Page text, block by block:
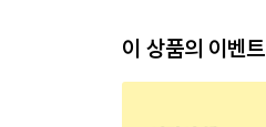
이 상품의 이벤트